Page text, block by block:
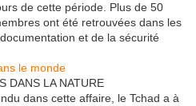
de cette période. Plus de 50
ont été retrouvées dans les
et de la sécurité
le monde
DANS LA NATURE
dans cette affaire, le Tchad a à